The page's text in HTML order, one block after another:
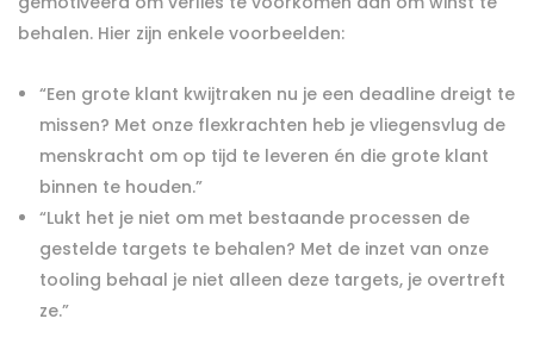
behalen. Hier zijn enkele voorbeelden:
“Een grote klant kwijtraken nu je een deadline dreigt te
missen? Met onze flexkrachten heb je vliegensvlug de
menskracht om op tijd te leveren én die grote klant
binnen te houden.”
“Lukt het je niet om met bestaande processen de
gestelde targets te behalen? Met de inzet van onze
tooling behaal je niet alleen deze targets, je overtreft
ze.”